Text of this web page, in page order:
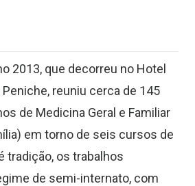
2013, que decorreu no Hotel
reuniu cerca de 145
de Medicina Geral e Familiar
em torno de seis cursos de
tradição, os trabalhos
de semi-internato, com